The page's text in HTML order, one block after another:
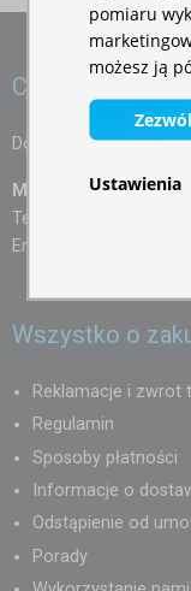
Chętnie Ci
Doradzimy Ci w razie
Marek Wojakowski
Tel.: 883 752 738
Email:
Wszystko o
Reklamacje i zwrot
Regulamin
Sposoby płatności
Informacje o
Odstąpienie od
Porady
pomiaru
możesz ją
Ustawienia